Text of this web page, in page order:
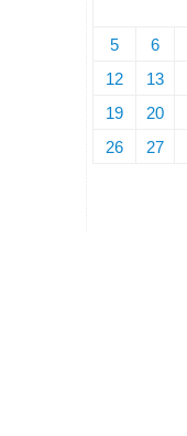
5
6
12
13
19
20
26
27